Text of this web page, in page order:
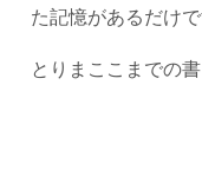
た記憶があるだけで
とりまここまでの